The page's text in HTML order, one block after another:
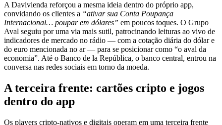
A Davivienda reforçou a mesma ideia dentro do próprio app,
convidando os clientes a “ativar sua Conta Poupança
Internacional… poupar em dólares” em poucos toques. O Grupo
Aval seguiu por uma via mais sutil, patrocinando leituras ao vivo de
indicadores de mercado no rádio — com a cotação diária do dólar e
do euro mencionada no ar — para se posicionar como “o aval da
economia”. Até o Banco de la República, o banco central, entrou na
conversa nas redes sociais em torno da moeda.
A terceira frente: cartões cripto e jogos
dentro do app
Os players cripto-nativos e digitais operam em uma terceira frente